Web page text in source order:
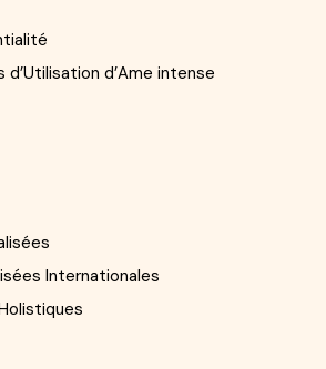
d’Ame intense
Internationales